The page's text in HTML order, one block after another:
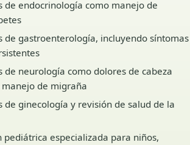
de endocrinología como manejo de
de gastroenterología, incluyendo síntomas
de neurología como dolores de cabeza
de migraña
de ginecología y revisión de salud de la
pediátrica especializada para niños,